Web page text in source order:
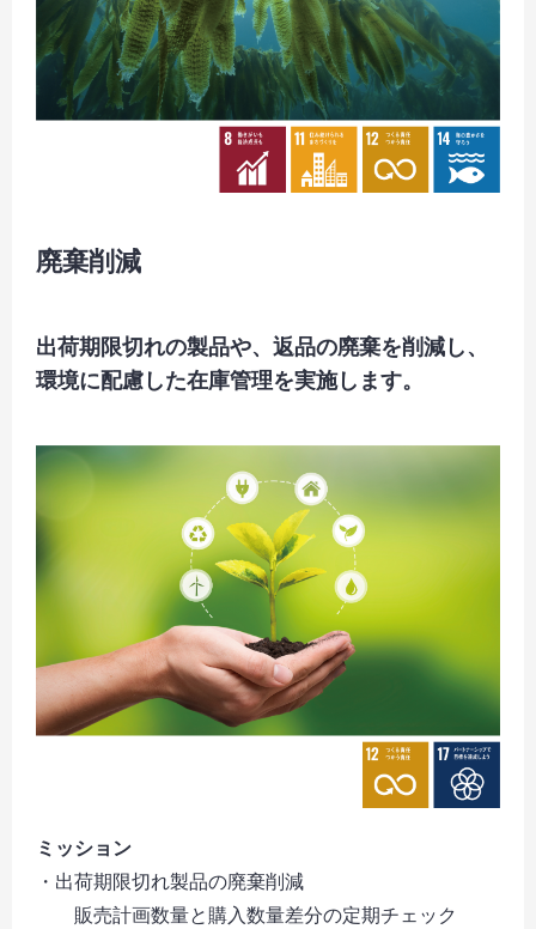
廃棄削減
出荷期限切れの製品や、返品の廃棄を削減し、
環境に配慮した在庫管理を実施します。
ミッション
・出荷期限切れ製品の廃棄削減
販売計画数量と購入数量差分の定期チェック